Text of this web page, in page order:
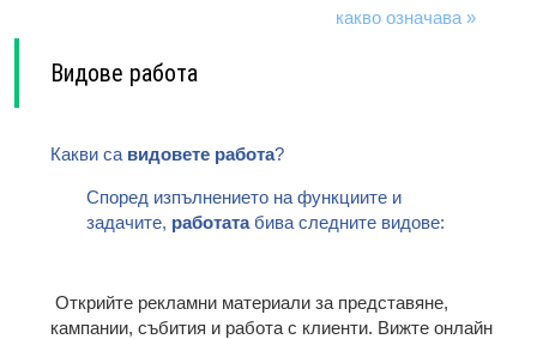
какво означава »
Видове работа
Какви са видовете работа?
Според изпълнението на функциите и
задачите, работатабива следните видове:
Открийте рекламни материали за представяне,
кампании, събития и работа с клиенти. Вижте онлайн